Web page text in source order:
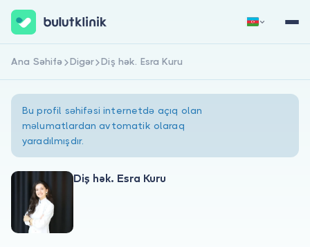
Haqqımızda
Xəstələr üçün
Qeydiyyat
Ana Səhifə Digər Diş hək. Esra Kuru
Bu profil səhifəsi internetdə açıq olan
məlumatlardan avtomatik olaraq
yaradılmışdır.
Diş hək. Esra Kuru